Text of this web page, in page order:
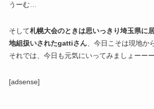
うーむ…
そして札幌大会のときは思いっきり埼玉県に
地組扱いされたgattiさん、今日こそは現地か
それでは、今日も元気にいってみましょーーー
[adsense]